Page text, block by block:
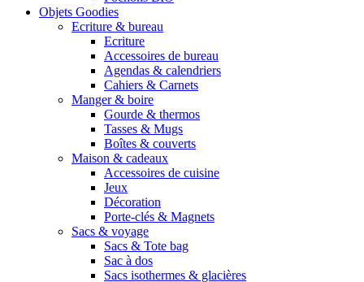
Objets Goodies
Ecriture & bureau
Ecriture
Accessoires de bureau
Agendas & calendriers
Cahiers & Carnets
Manger & boire
Gourde & thermos
Tasses & Mugs
Boîtes & couverts
Maison & cadeaux
Accessoires de cuisine
Jeux
Décoration
Porte-clés & Magnets
Sacs & voyage
Sacs & Tote bag
Sac à dos
Sacs isothermes & glacières